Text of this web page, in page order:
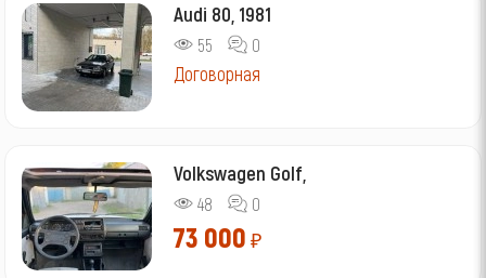
Audi 80, 1981
55 0
Договорная
Volkswagen Golf,
48 0
73 000 ₽